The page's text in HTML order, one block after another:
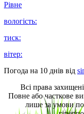
Рівне
вологість:
тиск:
вітер:
Погода на 10 днів від
Всі права
Повне або часткове
лише за умови